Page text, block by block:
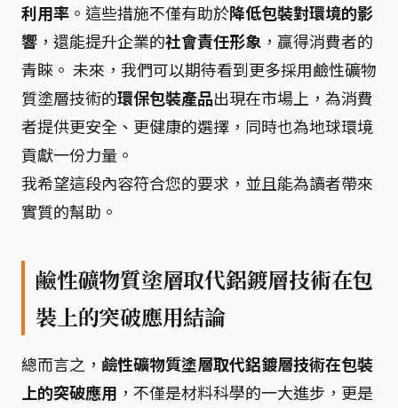
利用率 。這些措施不僅有助於降低包裝對環境的影
響 ，還能提升企業的社會責任形象 ，贏得消費者的
青睞。 未來，我們可以期待看到更多採用鹼性礦物
質塗層技術的環保包裝產品出現在市場上，為消費
者提供更安全、更健康的選擇，同時也為地球環境
貢獻一份力量。
我希望這段內容符合您的要求，並且能為讀者帶來
實質的幫助。
鹼性礦物質塗層取代鋁鍍層技術在包
裝上的突破應用結論
總而言之， 鹼性礦物質塗層取代鋁鍍層技術在包裝
上的突破應用 ，不僅是材料科學的一大進步，更是